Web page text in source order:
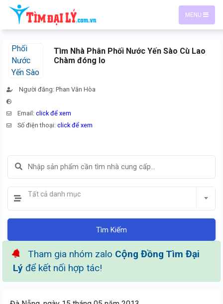
MENU
Tìm Nhà Phân Phối Nước Yến Sào Cù Lao
Chàm đóng lo
Người đăng: Phan Văn Hòa
Email:click để xem
Số điện thoại:click để xem
Tất cả danh mục
Tìm Kiếm
Tham gia nhóm zalo Cộng Đồng Tìm Đại
Lý để kết nối hợp tác!